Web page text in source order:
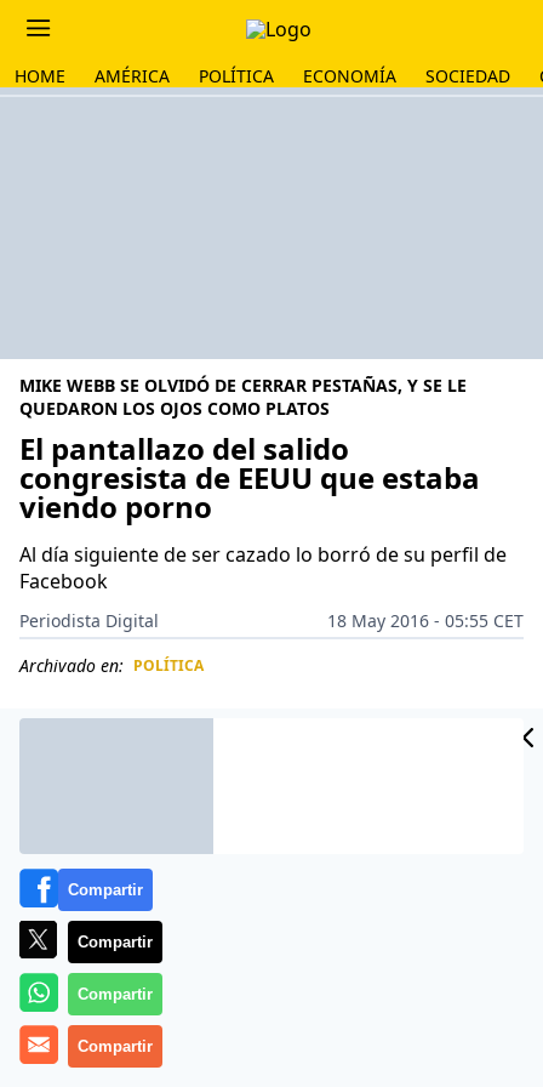
HOME AMÉRICA POLÍTICA ECONOMÍA SOCIEDAD
MIKE WEBB SE OLVIDÓ DE CERRAR PESTAÑAS, Y SE LE
QUEDARON LOS OJOS COMO PLATOS
El pantallazo del salido
congresista de EEUU que estaba
viendo porno
Al día siguiente de ser cazado lo borró de su perfil de
Facebook
Periodista Digital
18 May 2016 - 05:55 CET
Archivado en: POLÍTICA
Mike Webb, candidato al Congreso de EEUU por
Compartir
Compartir
Compartir
Compartir